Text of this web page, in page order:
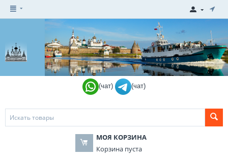
(чат) (чат)
МОЯ КОРЗИНА
Корзина пуста